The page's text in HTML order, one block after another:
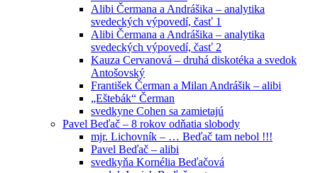
Alibi Čermana a Andrášika – analytika
svedeckých výpovedí, časť 1
Alibi Čermana a Andrášika – analytika
svedeckých výpovedí, časť 2
Kauza Cervanová – druhá diskotéka a svedok
Antošovský
František Čerman a Milan Andrášik – alibi
„Eštebák“ Čerman
svedkyne Cohen sa zamietajú
Pavel Beďač – 8 rokov odňatia slobody
mjr. Lichovník – … Beďač tam nebol !!!
Pavel Beďač – alibi
svedkyňa Kornélia Beďačová